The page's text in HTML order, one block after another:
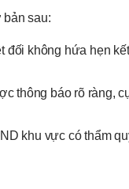
bản sau:
không hứa hẹn
thông báo rõ ràng,
khu vực có thẩm